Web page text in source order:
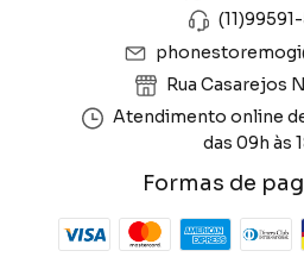
Rua Casarejos
Atendimento online
das 09h às
Formas de